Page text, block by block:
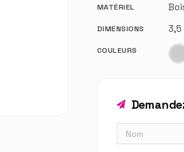
MATÉRIEL
DIMENSIONS 3,5
COULEURS